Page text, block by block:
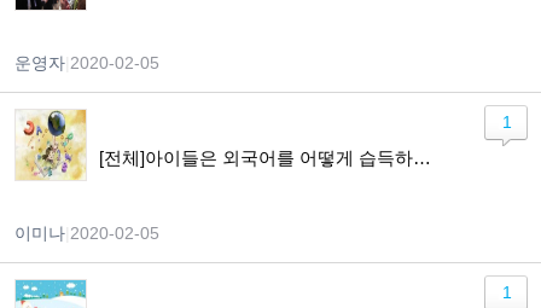
운영자 2020-02-05
[전체]아이들은 외국어를 어떻게 습득하게 되나요?
이미나 2020-02-05
1
1